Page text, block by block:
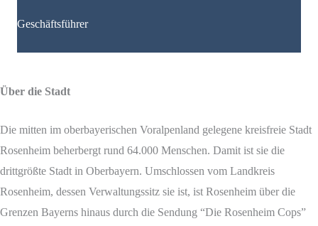
Geschäftsführer
Über die Stadt
Die mitten im oberbayerischen Voralpenland gelegene kreisfreie Stadt
Rosenheim beherbergt rund 64.000 Menschen. Damit ist sie die
drittgrößte Stadt in Oberbayern. Umschlossen vom Landkreis
Rosenheim, dessen Verwaltungssitz sie ist, ist Rosenheim über die
Grenzen Bayerns hinaus durch die Sendung “Die Rosenheim Cops”